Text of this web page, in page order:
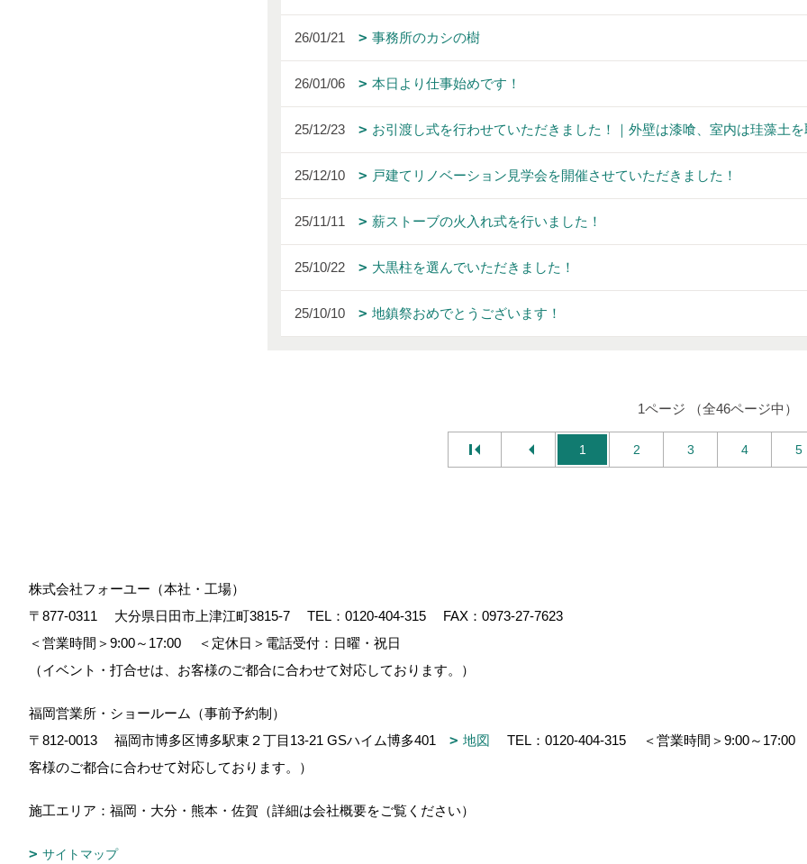
26/01/21 事務所のカシの樹
26/01/06 本日より仕事始めです！
25/12/23 お引渡し式を行わせていただきました！｜外壁は漆喰、室内は珪藻土
25/12/10 戸建てリノベーション見学会を開催させていただきました！
25/11/11 薪ストーブの火入れ式を行いました！
25/10/22 大黒柱を選んでいただきました！
25/10/10 地鎮祭おめでとうございます！
1ページ （全46ページ中）
1 2 3 4 5
株式会社フォーユー（本社・工場）
〒877-0311
大分県日田市上津江町3815-7 TEL： 0120-404-315
FAX：0973-27-7623
＜営業時間＞9:00～17:00
＜定休日＞電話受付：日曜・祝日
（イベント・打合せは、お客様のご都合に合わせて対応しております。）
福岡営業所・ショールーム（事前予約制）
〒812-0013
福岡市博多区博多駅東２丁目13-21 GSハイム博多401 地図 TEL： 0120-404-315
＜営業時間＞9:00～
客様のご都合に合わせて対応しております。）
施工エリア：福岡・大分・熊本・佐賀（詳細は会社概要をご覧ください）
サイトマップ